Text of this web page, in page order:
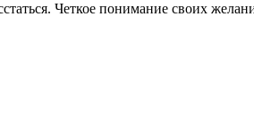
Четкое понимание своих